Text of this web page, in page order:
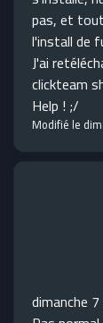
pas, et
l'install de
J'ai
clickteam
Help ! ;/
Modifié le
dimanche